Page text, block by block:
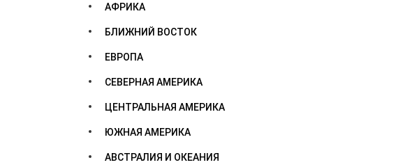
АФРИКА
БЛИЖНИЙ ВОСТОК
ЕВРОПА
СЕВЕРНАЯ АМЕРИКА
ЦЕНТРАЛЬНАЯ АМЕРИКА
ЮЖНАЯ АМЕРИКА
АВСТРАЛИЯ И ОКЕАНИЯ